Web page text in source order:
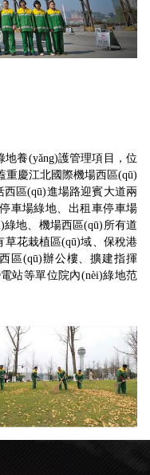
養(yǎng)護管理項目，位
重慶江北國際機場西區(qū)
區(qū)進場路迎賓大道兩
車場綠地、出租車停車場
地、機場西區(qū)所有道
草花栽植區(qū)域、保稅港
區(qū)辦公樓、擴建指揮
站等單位院內(nèi)綠地范